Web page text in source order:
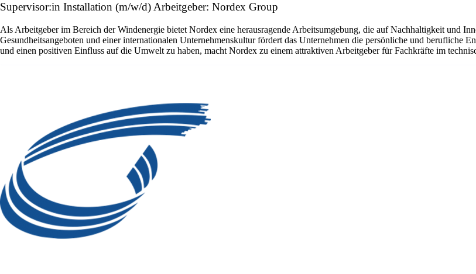
Supervisor:in Installation (m/w/d) Arbeitgeber: Nordex Group
Als Arbeitgeber im Bereich der Windenergie bietet Nordex eine herausragende Arbeitsumgebung, die auf Nachhaltigkeit und
Gesundheitsangeboten und einer internationalen Unternehmenskultur fördert das Unternehmen die persönliche und berufliche
und einen positiven Einfluss auf die Umwelt zu haben, macht Nordex zu einem attraktiven Arbeitgeber für Fachkräfte im